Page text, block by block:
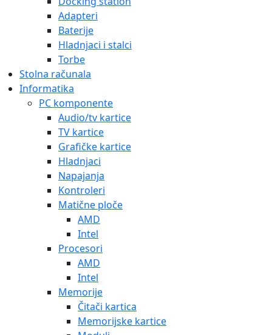
Adapteri
Baterije
Hladnjaci i stalci
Torbe
Stolna računala
Informatika
PC komponente
Audio/tv kartice
TV kartice
Grafičke kartice
Hladnjaci
Napajanja
Kontroleri
Matične ploče
AMD
Intel
Procesori
AMD
Intel
Memorije
Čitači kartica
Memorijske kartice